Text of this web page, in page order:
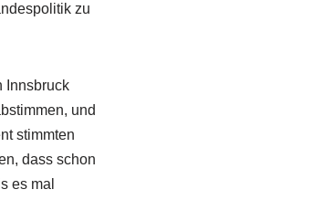
zu
Innsbruck
und
stimmten
dass schon
es mal